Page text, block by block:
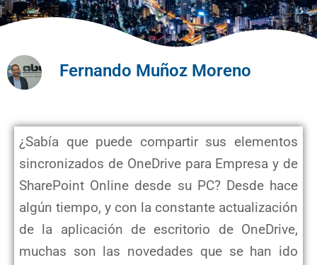
Fernando Muñoz Moreno
¿Sabía que puede compartir sus elementos
sincronizados de OneDrive para Empresa y de
SharePoint Online desde su PC? Desde hace
algún tiempo, y con la constante actualización
de la aplicación de escritorio de OneDrive,
muchas son las novedades que se han ido